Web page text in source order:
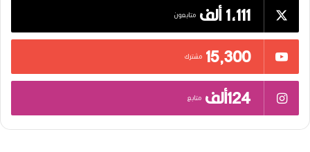
1,111 ألف متابعون
15٬300 مشترك
124ألف متابع